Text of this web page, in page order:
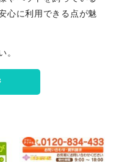
心に利用できる点が魅
。